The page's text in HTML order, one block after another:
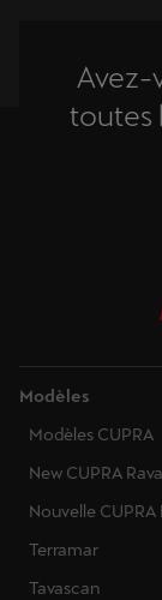
Avez-
toutes
Modèles
Modèles CUPRA
New CUPRA
Nouvelle
Terramar
Tavascan